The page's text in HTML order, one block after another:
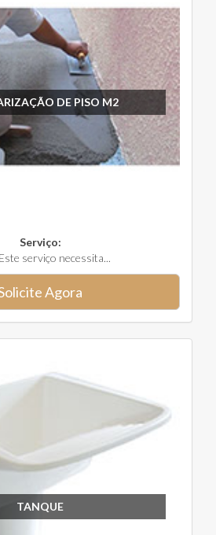
DE PISO M2
Serviço:
serviço necessita...
Agora
TANQUE